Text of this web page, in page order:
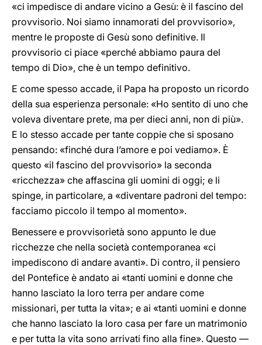
«ci impedisce di andare vicino a Gesù: è il fascino del
provvisorio. Noi siamo innamorati del provvisorio»,
mentre le proposte di Gesù sono definitive. Il
provvisorio ci piace «perché abbiamo paura del
tempo di Dio», che è un tempo definitivo.
E come spesso accade, il Papa ha proposto un ricordo
della sua esperienza personale: «Ho sentito di uno che
voleva diventare prete, ma per dieci anni, non di più».
E lo stesso accade per tante coppie che si sposano
pensando: «finché dura l’amore e poi vediamo». È
questo «il fascino del provvisorio» la seconda
«ricchezza» che affascina gli uomini di oggi; e li
spinge, in particolare, a «diventare padroni del tempo:
facciamo piccolo il tempo al momento».
Benessere e provvisorietà sono appunto le due
ricchezze che nella società contemporanea «ci
impediscono di andare avanti». Di contro, il pensiero
del Pontefice è andato ai «tanti uomini e donne che
hanno lasciato la loro terra per andare come
missionari, per tutta la vita»; e ai «tanti uomini e donne
che hanno lasciato la loro casa per fare un matrimonio
e per tutta la vita sono arrivati fino alla fine». Questo —